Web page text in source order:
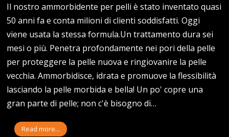
Il nostro ammorbidente per pelli è stato inventato quasi
50 anni fa e conta milioni di clienti soddisfatti. Oggi
viene usata la stessa formula.Un trattamento dura sei
mesi o più. Penetra profondamente nei pori della pelle
per proteggere la pelle nuova e ringiovanire la pelle
vecchia. Ammorbidisce, idrata e promuove la flessibilità
lasciando la pelle morbida e bella! Un po' copre una
gran parte di pelle; non c'è bisogno di…
Read more...